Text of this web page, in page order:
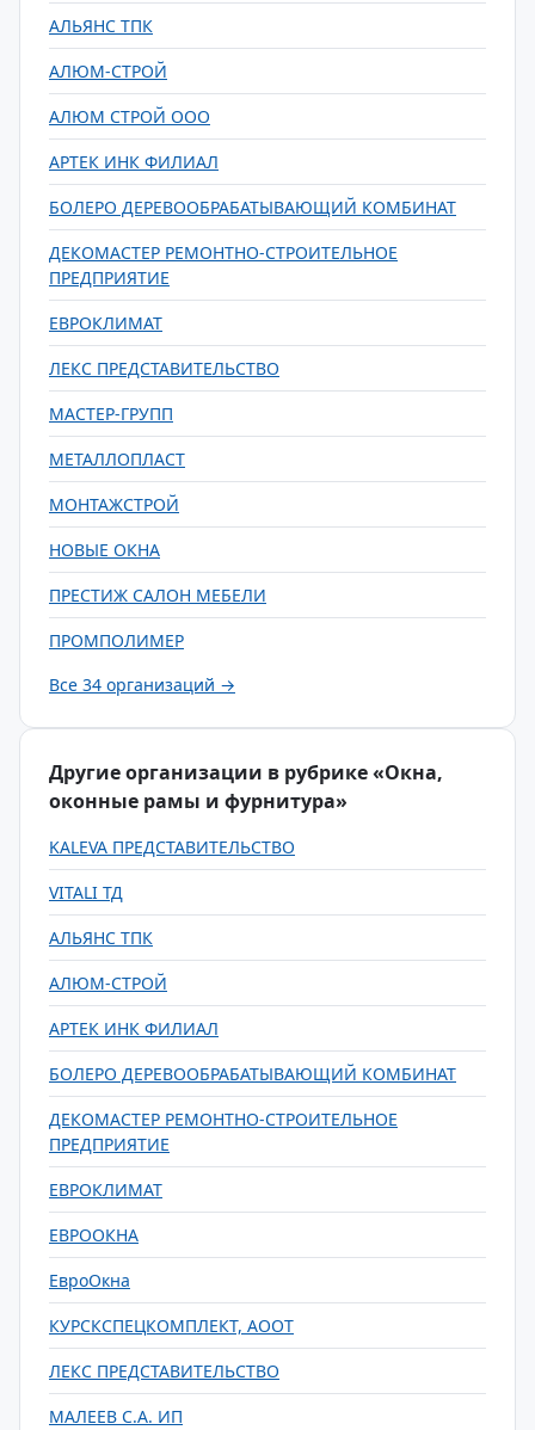
АЛЬЯНС ТПК
АЛЮМ-СТРОЙ
АЛЮМ СТРОЙ ООО
АРТЕК ИНК ФИЛИАЛ
БОЛЕРО ДЕРЕВООБРАБАТЫВАЮЩИЙ КОМБИНАТ
ДЕКОМАСТЕР РЕМОНТНО-СТРОИТЕЛЬНОЕ
ПРЕДПРИЯТИЕ
ЕВРОКЛИМАТ
ЛЕКС ПРЕДСТАВИТЕЛЬСТВО
МАСТЕР-ГРУПП
МЕТАЛЛОПЛАСТ
МОНТАЖСТРОЙ
НОВЫЕ ОКНА
ПРЕСТИЖ САЛОН МЕБЕЛИ
ПРОМПОЛИМЕР
Все 34 организаций →
Другие организации в рубрике «Окна,
оконные рамы и фурнитура»
KALEVA ПРЕДСТАВИТЕЛЬСТВО
VITALI ТД
АЛЬЯНС ТПК
АЛЮМ-СТРОЙ
АРТЕК ИНК ФИЛИАЛ
БОЛЕРО ДЕРЕВООБРАБАТЫВАЮЩИЙ КОМБИНАТ
ДЕКОМАСТЕР РЕМОНТНО-СТРОИТЕЛЬНОЕ
ПРЕДПРИЯТИЕ
ЕВРОКЛИМАТ
ЕВРООКНА
ЕвроОкна
КУРСКСПЕЦКОМПЛЕКТ, АООТ
ЛЕКС ПРЕДСТАВИТЕЛЬСТВО
МАЛЕЕВ С.А. ИП